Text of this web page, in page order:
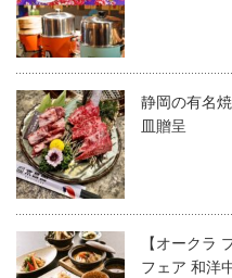
静岡の有名
皿贈呈
【オークラ
フェア 和洋